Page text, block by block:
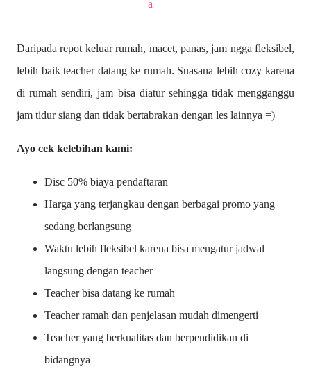
a
Daripada repot keluar rumah, macet, panas, jam ngga fleksibel,
lebih baik teacher datang ke rumah. Suasana lebih cozy karena
di rumah sendiri, jam bisa diatur sehingga tidak mengganggu
jam tidur siang dan tidak bertabrakan dengan les lainnya =)
Ayo cek kelebihan kami:
Disc 50% biaya pendaftaran
Harga yang terjangkau dengan berbagai promo yang
sedang berlangsung
Waktu lebih fleksibel karena bisa mengatur jadwal
langsung dengan teacher
Teacher bisa datang ke rumah
Teacher ramah dan penjelasan mudah dimengerti
Teacher yang berkualitas dan berpendidikan di
bidangnya